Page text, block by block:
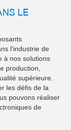
LE
l’industrie de
à nos solutions
production,
supérieure.
les défis de la
pouvons réaliser
de